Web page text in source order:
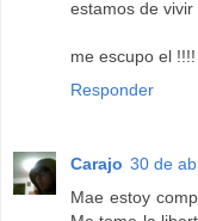
estamos de vivir
me escupo el
Responder
Carajo 30 de
Mae estoy